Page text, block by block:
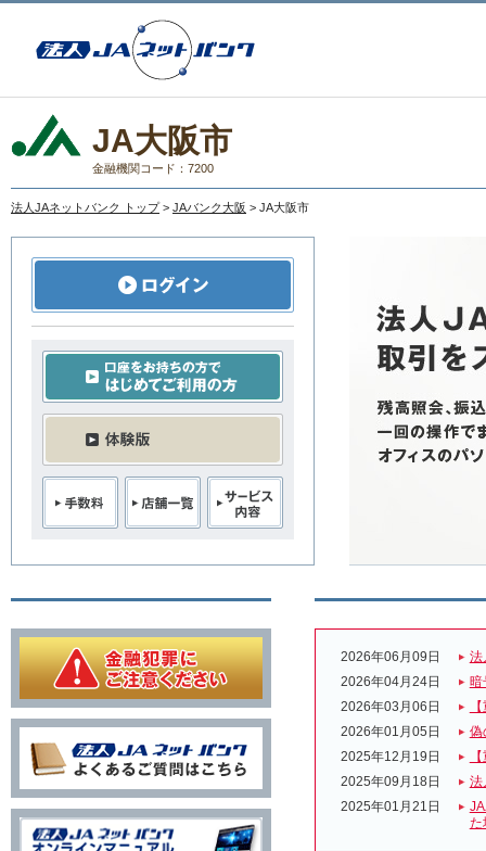
JA大阪市
金融機関コード：7200
法人JAネットバンク トップ > JAバンク大阪 > JA大阪市
2026年06月09日
法
2026年04月24日
暗
2026年03月06日
2026年01月05日
偽
2025年12月19日
2025年09月18日
法
2025年01月21日
た